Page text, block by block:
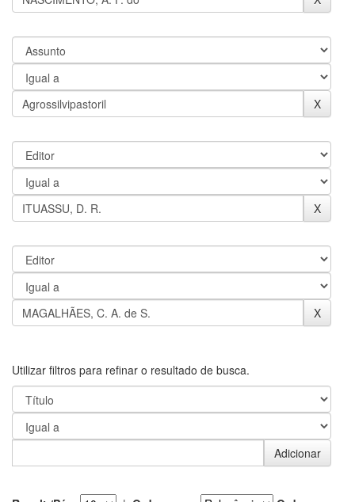
Utilizar filtros para refinar o resultado de busca.